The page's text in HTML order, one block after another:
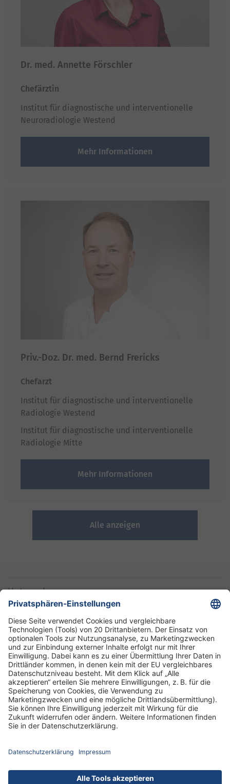
Dr. med. Annette Förschler
Chefärztin
Institut für diagnostische und interventionelle
Neuroradiologie Westend
Mehr Informationen
Priv.-Doz. Dr. med. Bernd Frericks
Chefarzt
Institut für diagnostische und interventionelle
Radiologie Westend
Institut für diagnostische und interventionelle
Radiologie Mitte
Mehr Informationen
Alle anzeigen
Unternehmen
Informationen
Standorte
DRK-Schwesternschaft Berlin
Impressum
Hausordnung